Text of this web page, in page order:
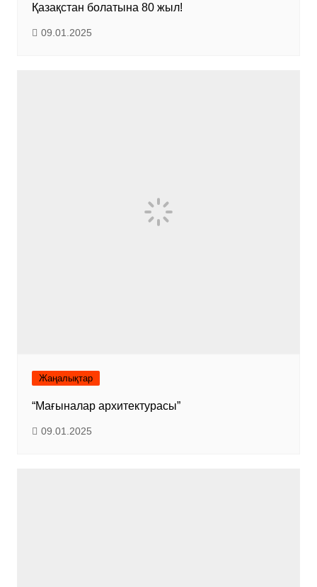
Қазақстан болатына 80 жыл!
09.01.2025
Жаңалықтар
“Мағыналар архитектурасы”
09.01.2025